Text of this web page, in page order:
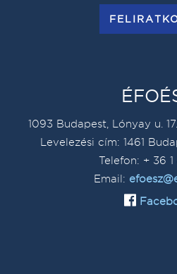
1093 Budapest, Lónyay u.
Levelezési cím: 1461
Telefon: + 36 1
Email: